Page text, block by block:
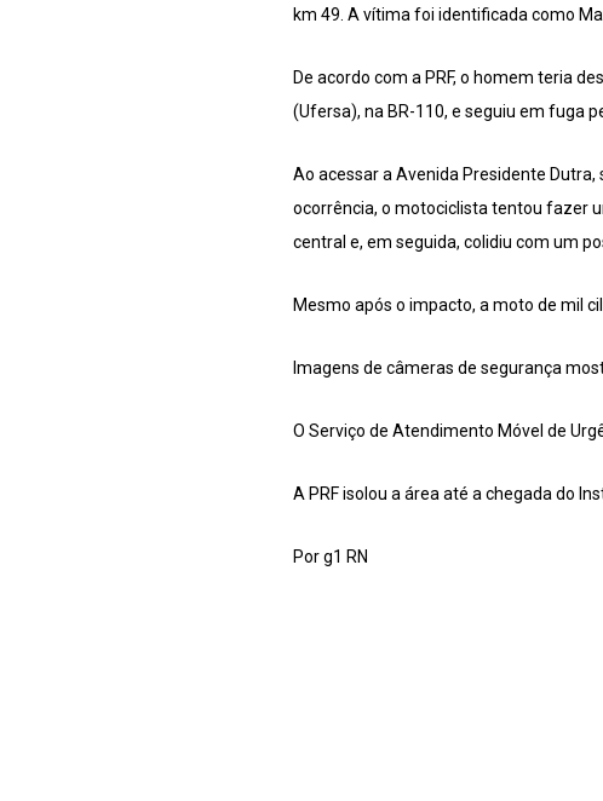
km 49. A vítima foi identificada como
De acordo com a PRF, o homem teria
(Ufersa), na BR-110, e seguiu em fuga
Ao acessar a Avenida Presidente
ocorrência, o motociclista tentou fazer
central e, em seguida, colidiu com um
Mesmo após o impacto, a moto de mil
Imagens de câmeras de segurança
O Serviço de Atendimento Móvel de
A PRF isolou a área até a chegada do
Por g1 RN